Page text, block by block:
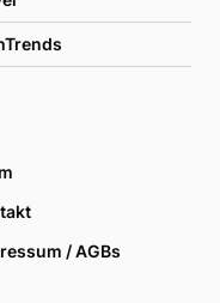
/ AGBs